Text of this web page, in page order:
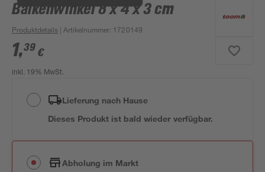
Balkenwinkel 8 x 4 x 3 cm
Produktdetails | Artikelnummer: 1720149
1,39 €
inkl. 19% MwSt.
Lieferung nach Hause
Dieses Produkt ist bald wieder verfügbar.
Abholung im Markt